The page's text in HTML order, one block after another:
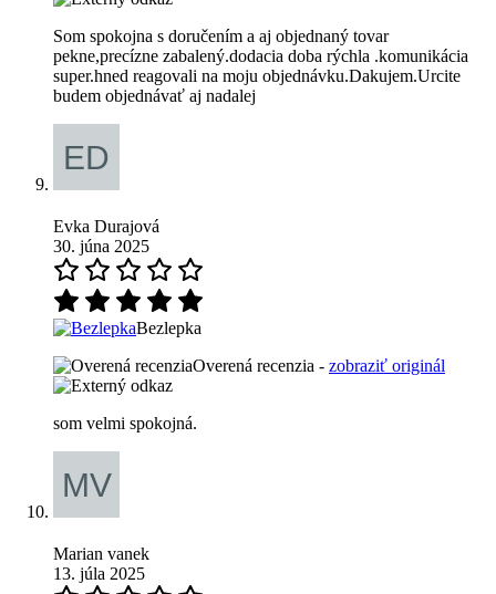
Som spokojna s doručením a aj objednaný tovar
pekne,precízne zabalený.dodacia doba rýchla .komunikácia
super.hned reagovali na moju objednávku.Dakujem.Urcite
budem objednávať aj nadalej
Evka Durajová
30. júna 2025
Bezlepka
Overená recenzia - zobraziť originál
som velmi spokojná.
Marian vanek
13. júla 2025